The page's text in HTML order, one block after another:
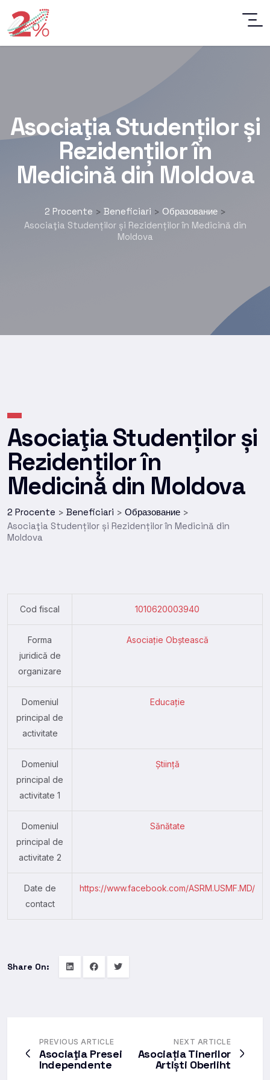
Asociaţia Studenților și
Rezidenților în
Medicină din Moldova
2 Procente > Beneficiari > Образование>
Asociaţia Studenților și Rezidenților în Medicină din
Moldova
Asociaţia Studenților și
Rezidenților în
Medicină din Moldova
2 Procente > Beneficiari > Образование >
Asociaţia Studenților și Rezidenților în Medicină din
Moldova
Cod fiscal 1010620003940
Forma
juridică de
organizare
Asociație Obștească
Domeniul
principal de
activitate
Educație
Domeniul
principal de
activitate 1
Știință
Domeniul
principal de
activitate 2
Sănătate
Date de
contact
https://www.facebook.com/ASRM.USMF.MD/
Share On:
PREVIOUS ARTICLE
Asociaţia Presei
Independente
NEXT ARTICLE
Asociația Tinerilor
Artiști Oberliht